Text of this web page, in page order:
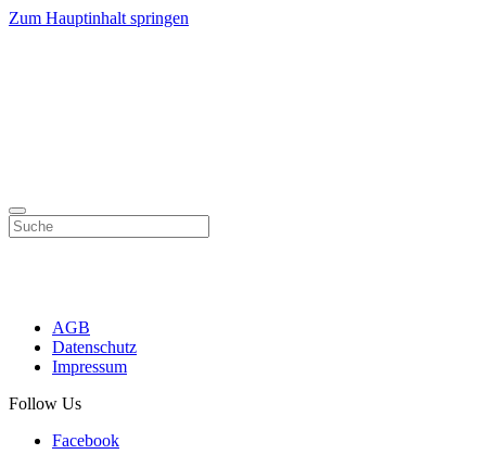
Zum Hauptinhalt springen
AGB
Datenschutz
Impressum
Follow Us
Facebook